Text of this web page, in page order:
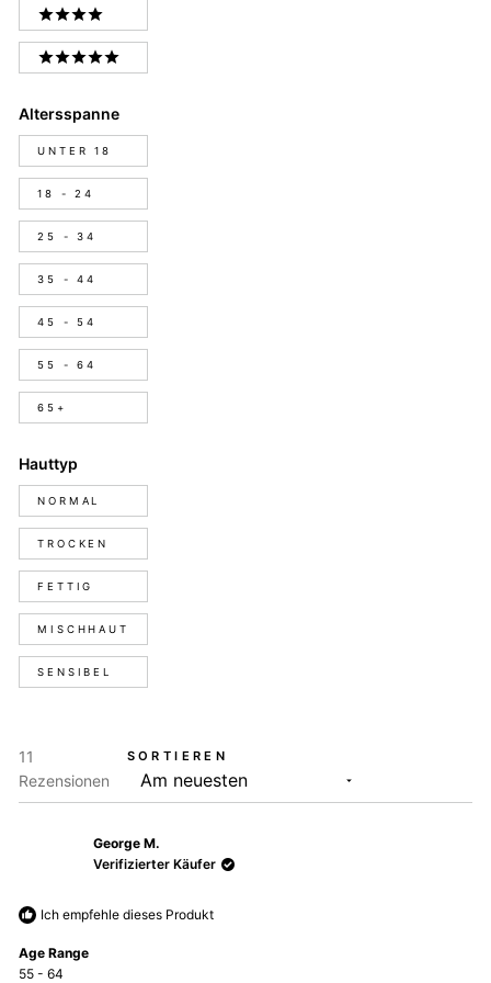
4 STARS
5 STARS
Altersspanne
Altersspanne
UNTER 18
18 - 24
25 - 34
35 - 44
45 - 54
55 - 64
65+
Hauttyp
Hauttyp
NORMAL
TROCKEN
FETTIG
MISCHHAUT
SENSIBEL
11
Rezensionen
SORTIEREN
George M.
Verifizierter Käufer
Ich empfehle dieses Produkt
Age Range
55 - 64
Wird geladen...